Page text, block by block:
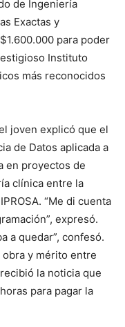
de Ingeniería
Exactas y
para poder
Instituto
más reconocidos
joven explicó que el
de Datos aplicada a
en proyectos de
clínica entre la
“Me di cuenta
expresó.
a quedar”, confesó.
y mérito entre
la noticia que
para pagar la